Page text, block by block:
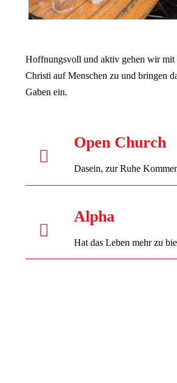
Hoffnungsvoll und aktiv gehen wir mit
Christi auf Menschen zu und bringen
Gaben ein.
Open Church
Dasein, zur Ruhe
Alpha
Hat das Leben mehr zu